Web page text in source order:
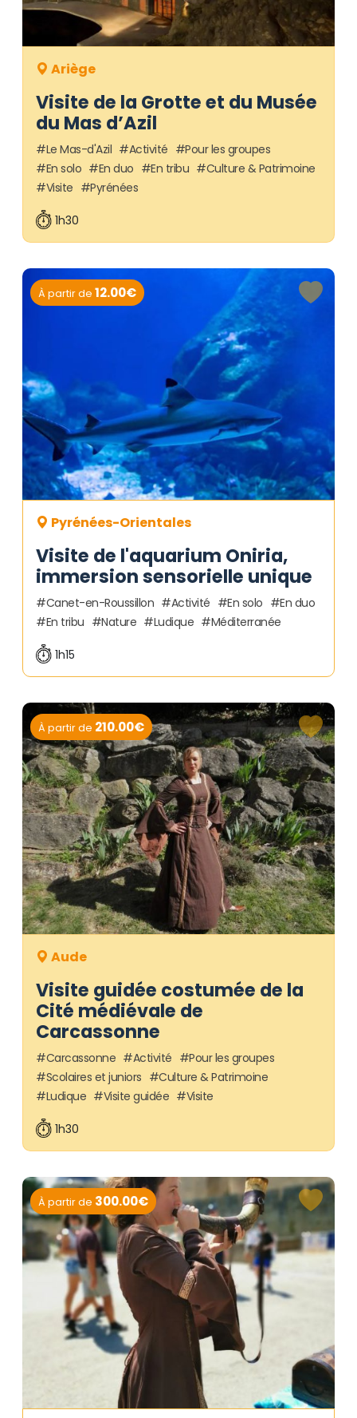
Visite de la Grotte et du Musée
du Mas d’Azil
Ariège
Le Mas-d'Azil Activité
Pour les groupes
En solo
En duo En tribu
Culture & Patrimoine
Visite
Pyrénées
1h30
Visite de l'aquarium Oniria,
immersion sensorielle unique
Pyrénées-Orientales
À partir de 12.00€
Canet-en-Roussillon Activité En solo
En duo
En tribu
Nature Ludique Méditerranée
1h15
Visite guidée costumée de la
Cité médiévale de
Carcassonne
Aude
À partir de 210.00€
Carcassonne Activité
Pour les groupes
Scolaires et juniors
Culture & Patrimoine
Ludique
Visite guidée Visite
1h30
À partir de 300.00€